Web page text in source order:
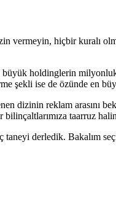
vermeyin, hiçbir kuralı
büyük holdinglerin
şekli ise de özünde en
dizinin reklam arasını
taarruz
taneyi derledik. Bakalım